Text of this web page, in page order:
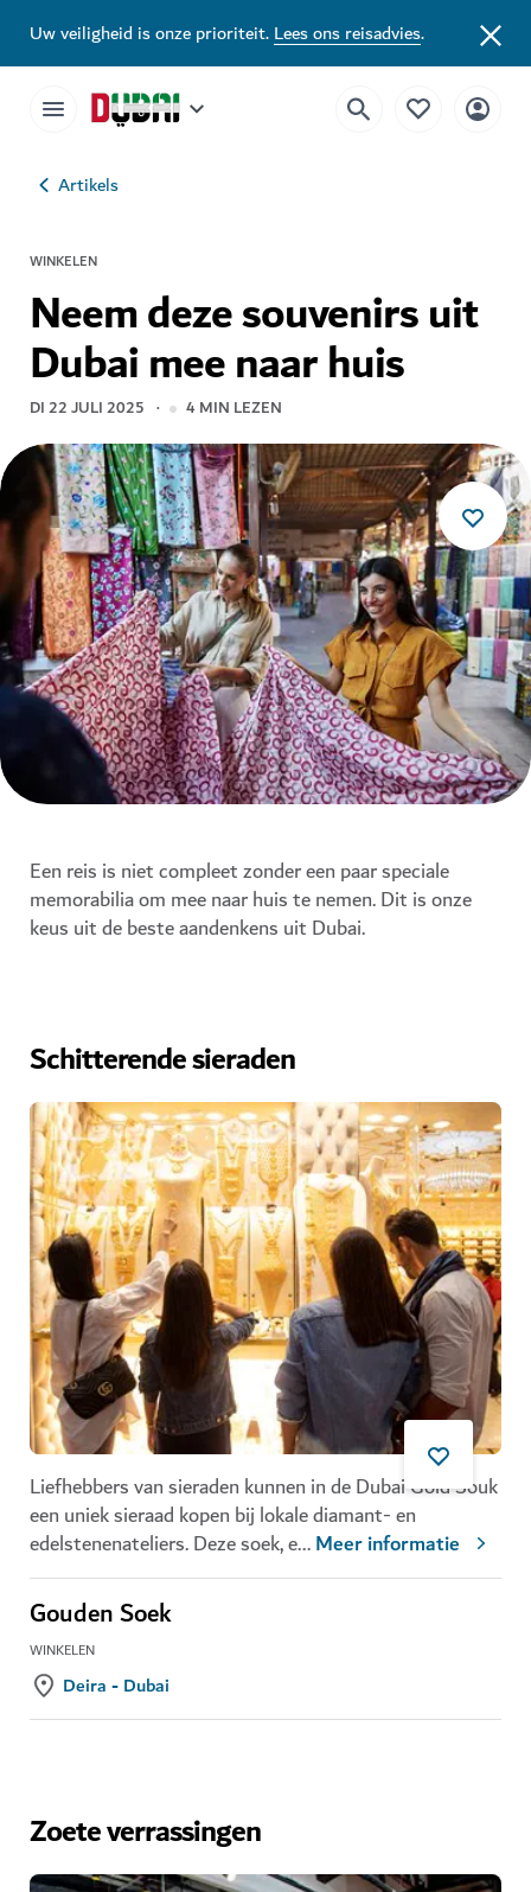
Uw veiligheid is onze prioriteit.Lees ons reisadvies.
Artikels
WINKELEN
Neem deze souvenirs uit
Dubai mee naar huis
DI 22 JULI 2025 4MIN LEZEN
Een reis is niet compleet zonder een paar speciale
memorabilia om mee naar huis te nemen. Dit is onze
keus uit de beste aandenkens uit Dubai.
Schitterende sieraden
Liefhebbers van sieraden kunnen in deDubai Gold Souk
een uniek sieraad kopen bij lokale diamant- en
edelstenenateliers. Deze soek, e...Meer informatie
Gouden Soek
WINKELEN
Deira - Dubai
Zoete verrassingen